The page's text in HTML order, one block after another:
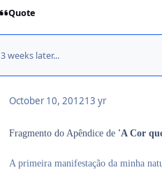
Quote
3 weeks later...
October 10, 201213 yr
Fragmento do Apêndice de 'A Cor
A primeira manifestação da minha